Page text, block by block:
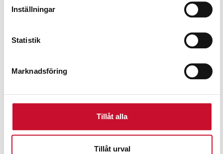
Inställningar
Statistik
Marknadsföring
Tillåt alla
Tillåt urval
Motorsvets bensin 8,5 hk Mosa Magic Weld